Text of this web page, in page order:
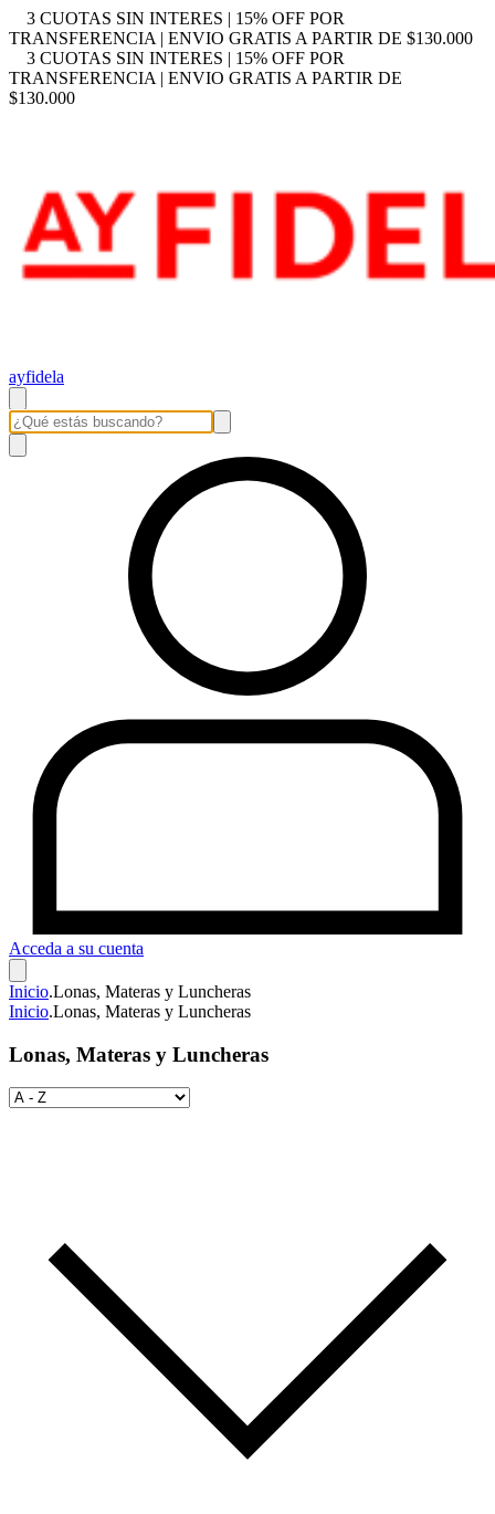
3 CUOTAS SIN INTERES | 15% OFF POR
TRANSFERENCIA | ENVIO GRATIS A PARTIR DE $130.000
3 CUOTAS SIN INTERES | 15% OFF POR
TRANSFERENCIA | ENVIO GRATIS A PARTIR DE
$130.000
ayfidela
Acceda a su cuenta
Inicio.Lonas, Materas y Luncheras
Inicio.Lonas, Materas y Luncheras
Lonas, Materas y Luncheras